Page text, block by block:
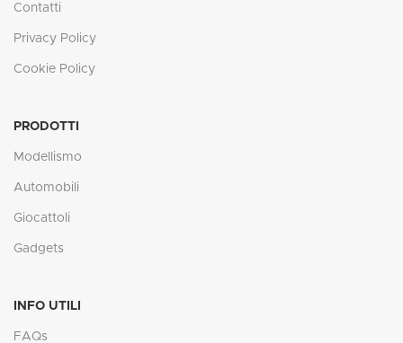
Contatti
Privacy Policy
Cookie Policy
PRODOTTI
Modellismo
Automobili
Giocattoli
Gadgets
INFO UTILI
FAQs